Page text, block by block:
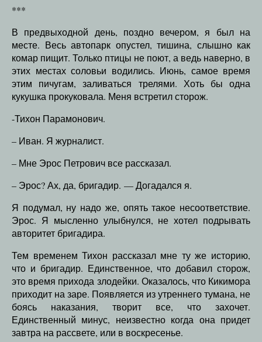
***
В предвыходной день, поздно вечером, я был на
месте. Весь автопарк опустел, тишина, слышно как
комар пищит. Только птицы не поют, а ведь наверно, в
этих местах соловьи водились. Июнь, самое время
этим пичугам, заливаться трелями. Хоть бы одна
кукушка прокуковала. Меня встретил сторож.
-Тихон Парамонович.
– Иван. Я журналист.
– Мне Эрос Петрович все рассказал.
– Эрос? Ах, да, бригадир. — Догадался я.
Я подумал, ну надо же, опять такое несоответствие.
Эрос. Я мысленно улыбнулся, не хотел подрывать
авторитет бригадира.
Тем временем Тихон рассказал мне ту же историю,
что и бригадир. Единственное, что добавил сторож,
это время прихода злодейки. Оказалось, что Кикимора
приходит на заре. Появляется из утреннего тумана, не
боясь наказания, творит все, что захочет.
Единственный минус, неизвестно когда она придет
завтра на рассвете, или в воскресенье.